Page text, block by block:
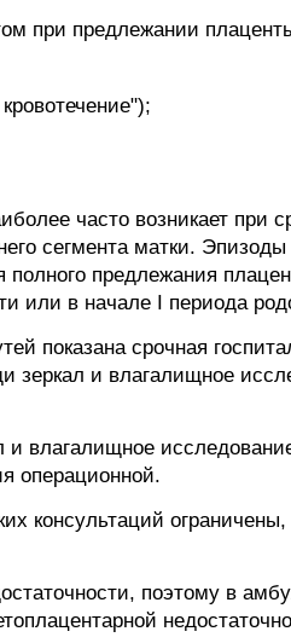
при предлежании
часто возникает при
сегмента матки.
полного предлежания
или в начале I периода
показана срочная
и влагалищное
влагалищное
операционной.
консультаций
поэтому в